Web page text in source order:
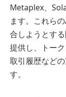
Metaplex、
ます。これら
合しようとす
提供し、トー
取引履歴など
す。